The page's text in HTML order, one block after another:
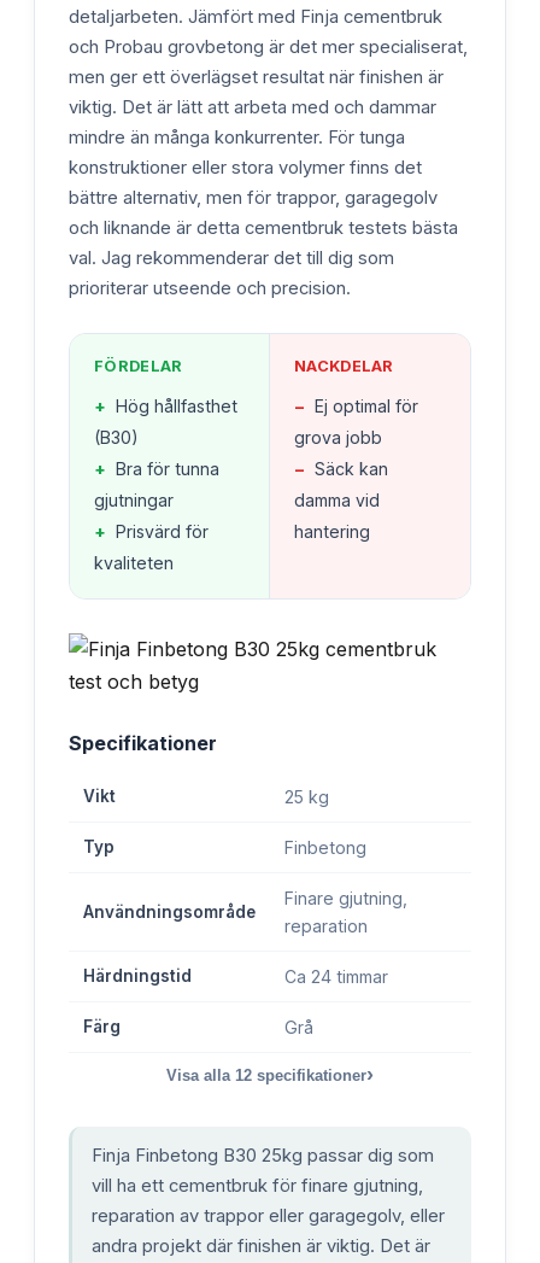
detaljarbeten. Jämfört med Finja cementbruk
och Probau grovbetong är det mer specialiserat,
men ger ett överlägset resultat när finishen är
viktig. Det är lätt att arbeta med och dammar
mindre än många konkurrenter. För tunga
konstruktioner eller stora volymer finns det
bättre alternativ, men för trappor, garagegolv
och liknande är detta cementbruk testets bästa
val. Jag rekommenderar det till dig som
prioriterar utseende och precision.
FÖRDELAR
+ Hög hållfasthet
(B30)
+ Bra för tunna
gjutningar
+ Prisvärd för
kvaliteten
NACKDELAR
− Ej optimal för
grova jobb
− Säck kan
damma vid
hantering
Specifikationer
Vikt 25 kg
Typ Finbetong
Användningsområde
Finare gjutning,
reparation
Härdningstid Ca 24 timmar
Färg Grå
Visa alla 12 specifikationer›
Finja Finbetong B30 25kg passar dig som
vill ha ett cementbruk för finare gjutning,
reparation av trappor eller garagegolv, eller
andra projekt där finishen är viktig. Det är